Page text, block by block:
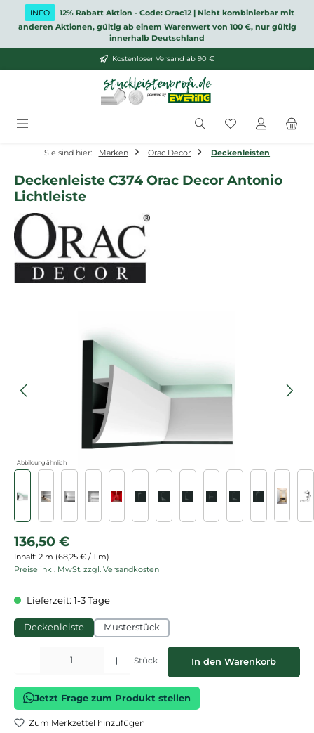
Zum Hauptinhalt springen
INFO
12% Rabatt Aktion - Code: Orac12 | Nicht kombinierbar mit
anderen Aktionen, gültig ab einem Warenwert von 100 €, nur gültig
innerhalb Deutschland
Kostenloser Versand ab 90 €
Du hast 0
Sie sind hier: Marken Orac Decor Deckenleisten
Deckenleiste C374 Orac Decor Antonio
Lichtleiste
Abbildung ähnlich
Regulärer Preis:
136,50 €
Inhalt: 2 m (68,25 € / 1 m)
Preise inkl. MwSt. zzgl. Versandkosten
Lieferzeit: 1-3 Tage
Deckenleiste Musterstück
Produkt Anzahl: Gib den gewünschten Wert ein oder benutze die
Stück In den Warenkorb
Jetzt Frage zum Produkt stellen
Zum Merkzettel hinzufügen